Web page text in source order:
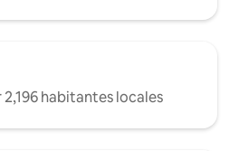
habitantes locales